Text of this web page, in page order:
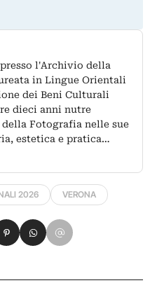
l'Archivio della
in Lingue Orientali
dei Beni Culturali
dieci anni nutre
Fotografia nelle sue
estetica e pratica…
2026 VERONA
Xsu LinkedIn
su Pinterest
Condividi su WhatsApp
Condividi su Email